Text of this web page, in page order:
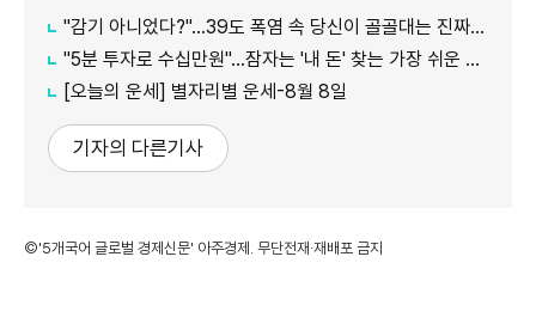
"감기 아니었다?"…39도 폭염 속 당신이 골골대는 진짜 이유
"5분 투자로 수십만원"…잠자는 '내 돈' 찾는 가장 쉬운 방법
[오늘의 운세] 별자리별 운세-8월 8일
기자의 다른기사
©'5개국어 글로벌 경제신문' 아주경제. 무단전재·재배포 금지